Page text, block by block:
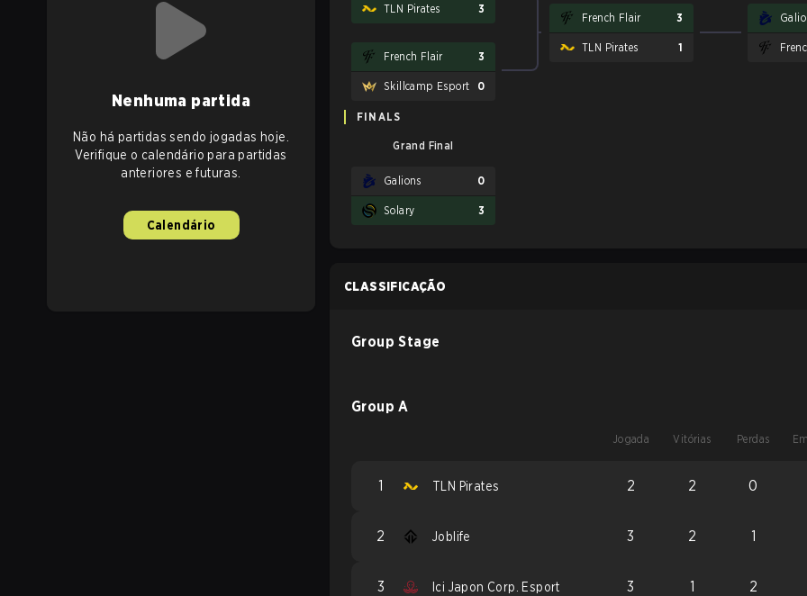
Nenhuma partida
Não há partidas sendo jogadas hoje.
Verifique o calendário para partidas
anteriores e futuras.
Calendário
TLN Pirates 3
French Flair 3
Skillcamp Esport 0
French Flair 3
TLN Pirates 1
FINALS
Grand Final
Galions 0
Solary 3
CLASSIFICAÇÃO
Group Stage
Group A
Jogada Vitórias Perdas
1 TLN Pirates 2 2 0
2 Joblife 3 2 1
3 Ici Japon Corp. Esport 3 1 2